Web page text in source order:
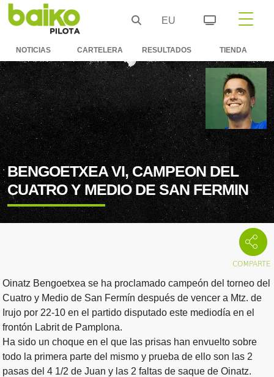
EU
NOTICIAS CARTELERA RESULTADOS TIENDA
BENGOETXEA VI, CAMPEON DEL
CUATRO Y MEDIO DE SAN FERMIN
Oinatz Bengoetxea se ha proclamado campeón del torneo del
Cuatro y Medio de San Fermín después de vencer a Mtz. de
Irujo por 22-10 en el partido disputado este mediodía en el
frontón Labrit de Pamplona.
Ha sido un choque en el que las prisas han envuelto sobre
todo la primera parte del mismo y prueba de ello son las 2
pasas del 4 1/2 de Juan y las 2 faltas de saque de Oinatz.